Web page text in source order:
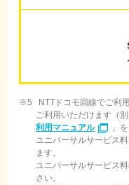
NTTドコモ回線でご利
ご利用いただけます（
利用マニュアル
」
ユニバーサルサービス
ます。
ユニバーサルサービス料
さい。